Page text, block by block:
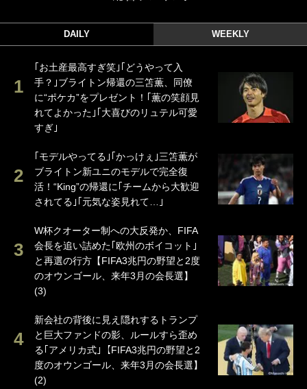
DAILY WEEKLY
｢お土産最高すぎ笑｣｢どうやって入
手？｣ブライトン帰還の三笘薫、同僚
に“ポケカ”をプレゼント！｢薫の笑顔見
れてよかった｣｢大喜びのリュテル可愛
すぎ｣
｢モデルやってる｣｢かっけぇ｣三笘薫が
ブライトン新ユニのモデルで完全復
活！“King”の帰還に｢チームから大歓迎
されてる｣｢元気な姿見れて…｣
W杯クオーター制への大反発か、FIFA
会長を追い詰めた｢欧州のボイコット｣
と再選の行方【FIFA3兆円の野望と2度
のオウンゴール、来年3月の会長選】
(3)
新会社の背後に見え隠れするトランプ
と巨大ファンドの影、ルールすら歪め
る｢アメリカ式｣【FIFA3兆円の野望と2
度のオウンゴール、来年3月の会長選】
(2)